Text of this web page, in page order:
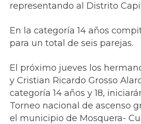
representando al Distrito
En la categoría 14 años
para un total de seis parejas.
El próximo jueves los
y Cristian Ricardo Grosso
categoría 14 años y 18,
Torneo nacional de ascenso
el municipio de Mosquera-